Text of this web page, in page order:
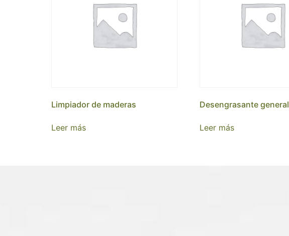
Limpiador de maderas
Leer más
Desengrasante general
Leer más